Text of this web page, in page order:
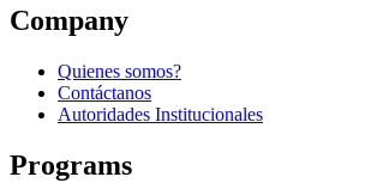
Company
Quienes somos?
Contáctanos
Autoridades Institucionales
Programs